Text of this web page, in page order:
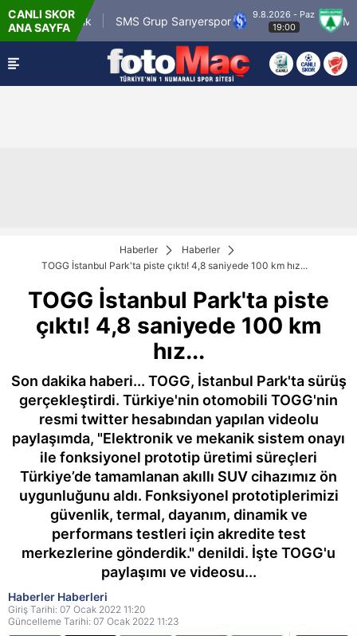
CANLI SKOR
ANA SAYFA
Karagümrük SMS Grup Sarıyerspor
9.8.2026 - Paz
19:00
Haberler
Haberler
TOGG İstanbul Park'ta piste çıktı! 4,8 saniyede 100 km hız...
TOGG İstanbul Park'ta piste
çıktı! 4,8 saniyede 100 km
hız...
Son dakika haberi... TOGG, İstanbul Park'ta sürüş
gerçekleştirdi. Türkiye'nin otomobili TOGG'nin
resmi twitter hesabından yapılan videolu
paylaşımda, "Elektronik ve mekanik sistem onayı
ile fonksiyonel prototip üretimi süreçleri
Türkiye’de tamamlanan akıllı SUV cihazımız ön
uygunluğunu aldı. Fonksiyonel prototiplerimizi
güvenlik, termal, dayanım, dinamik ve
performans testleri için akredite test
merkezlerine gönderdik." denildi. İşte TOGG'u
paylaşımı ve videosu...
Haberler Haberleri
Giriş Tarihi: 07 Ocak 2022 11:20
Güncelleme Tarihi: 07 Ocak 2022 11:23